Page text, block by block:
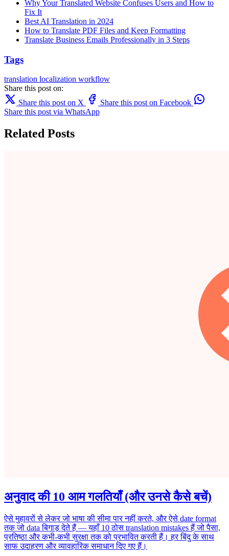
Why Your Translated Website Confuses Users and How to
Fix It
Best AI Translation in 2024
How to Translate PDF Files and Keep Formatting
Translate Business Emails Professionally in 3 Steps
Tags
translation localization workflow
Share this post on:
Share this post on X
Share this post on Facebook
Share this post via WhatsApp
Related Posts
अनुवाद की 10 आम गलतियाँ (और उनसे कैसे बचें)
ऐसे मुहावरों से लेकर जो भाषा की सीमा पार नहीं करते, और ऐसे date format
तक जो data बिगाड़ देते हैं — यहाँ 10 ठोस translation mistakes हैं जो पैसा,
प्रतिष्ठा और कभी-कभी सुरक्षा तक को प्रभावित करती हैं। हर बिंदु के साथ
साफ उदाहरण और व्यावहारिक समाधान दिए गए हैं।